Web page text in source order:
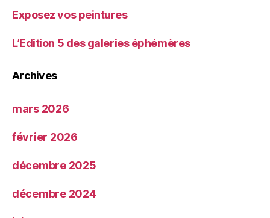
Exposez vos peintures
L’Edition 5 des galeries éphémères
Archives
mars 2026
février 2026
décembre 2025
décembre 2024